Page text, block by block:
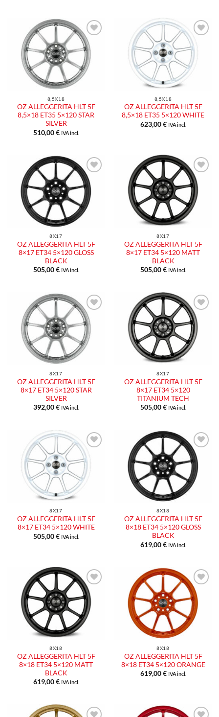
8,5X18
OZ ALLEGGERITA HLT 5F
8,5×18 ET35 5×120 STAR
SILVER
510,00€ IVA incl.
8,5X18
OZ ALLEGGERITA HLT 5F
8,5×18 ET35 5×120 WHITE
623,00€ IVA incl.
8X17
OZ ALLEGGERITA HLT 5F
8×17 ET34 5×120 GLOSS
BLACK
505,00€ IVA incl.
8X17
OZ ALLEGGERITA HLT 5F
8×17 ET34 5×120 MATT
BLACK
505,00€ IVA incl.
8X17
OZ ALLEGGERITA HLT 5F
8×17 ET34 5×120 STAR
SILVER
392,00€ IVA incl.
8X17
OZ ALLEGGERITA HLT 5F
8×17 ET34 5×120
TITANIUM TECH
505,00€ IVA incl.
8X17
OZ ALLEGGERITA HLT 5F
8×17 ET34 5×120 WHITE
505,00€ IVA incl.
8X18
OZ ALLEGGERITA HLT 5F
8×18 ET34 5×120 GLOSS
BLACK
619,00€ IVA incl.
8X18
OZ ALLEGGERITA HLT 5F
8×18 ET34 5×120 MATT
BLACK
619,00€ IVA incl.
8X18
OZ ALLEGGERITA HLT 5F
8×18 ET34 5×120 ORANGE
619,00€ IVA incl.